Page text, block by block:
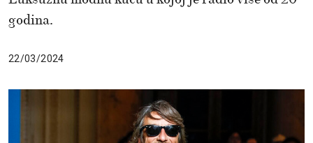
godina.
22/03/2024